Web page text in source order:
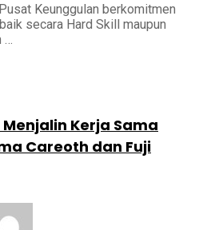
Keunggulan berkomitmen
secara Hard Skill maupun
Menjalin Kerja Sama
Careoth dan Fuji